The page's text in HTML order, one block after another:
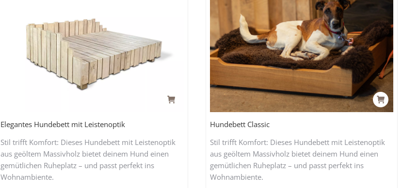
Elegantes Hundebett mit Leistenoptik
Stil trifft Komfort: Dieses Hundebett mit Leistenoptik
aus geöltem Massivholz bietet deinem Hund einen
gemütlichen Ruheplatz – und passt perfekt ins
Wohnambiente.
Hundebett Classic
Stil trifft Komfort: Dieses Hundebett mit Leistenoptik
aus geöltem Massivholz bietet deinem Hund einen
gemütlichen Ruheplatz – und passt perfekt ins
Wohnambiente.